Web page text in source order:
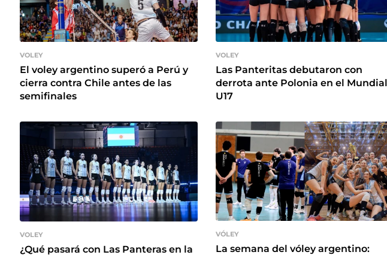
VOLEY
El voley argentino superó a Perú y
cierra contra Chile antes de las
semifinales
VOLEY
Las Panteritas debutaron con
derrota ante Polonia en el Mundial
U17
VOLEY
¿Qué pasará con Las Panteras en la
VÓLEY
La semana del vóley argentino: